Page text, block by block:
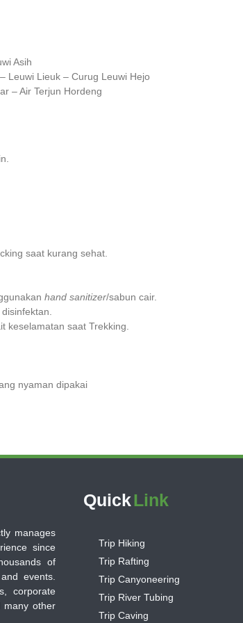
Asih
Leuwi Lieuk – Curug Leuwi Hejo
– Air Terjun Hordeng
saat kurang sehat.
hand sanitizer/sabun cair.
keselamatan saat Trekking.
nyaman dipakai
manages
since
of
events.
corporate
many other
QuickLink
Trip Hiking
Trip Rafting
Trip Canyoneering
Trip River Tubing
Trip Caving